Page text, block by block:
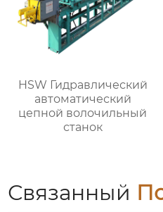
HSW Гидравлический
автоматический
цепной волочильный
станок
Связанный